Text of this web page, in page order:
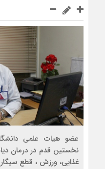
عضو هیات علمی
نخستین قدم در درمان
غذایی، ورزش ، قطع